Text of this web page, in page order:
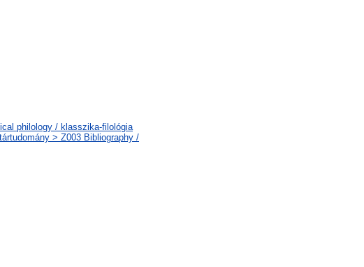
philology / klasszika-filológia
> Z003 Bibliography /